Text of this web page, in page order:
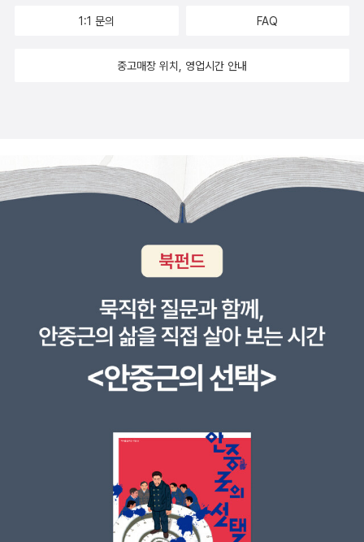
1:1 문의 FAQ
중고매장 위치, 영업시간 안내